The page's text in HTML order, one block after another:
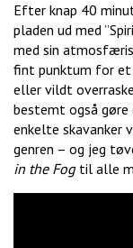
Efter knap 40
pladen ud med
med sin
fint punktum for et
eller vildt
bestemt også gøre
enkelte
genren – og jeg
in the Fogtil alle